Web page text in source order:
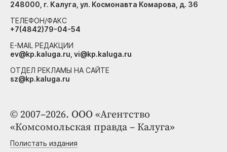
© 2007–2026. ООО «Агентство
«Комсомольская правда – Калуга»
Полистать издания
248000, г. Калуга, ул. Космонавта Комарова, д. 36
ТЕЛЕФОН/ФАКС
+7(4842)79-04-54
E-MAIL РЕДАКЦИИ
ev@kp.kaluga.ru, vi@kp.kaluga.ru
ОТДЕЛ РЕКЛАМЫ НА САЙТЕ
sz@kp.kaluga.ru